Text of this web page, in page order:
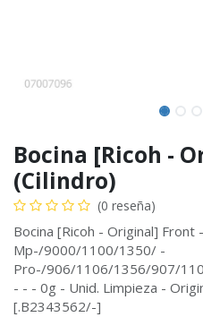
Bocina [Ricoh -
(Cilindro)
(0 reseña)
Bocina [Ricoh - Original] Front
Mp-/9000/1100/1350/ -
Pro-/906/1106/1356/907/
- - - 0g - Unid. Limpieza -
[.B2343562/-]